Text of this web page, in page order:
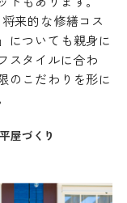
来的な修繕コス
についても親身に
スタイルに合わ
のこだわりを形に
屋づくり